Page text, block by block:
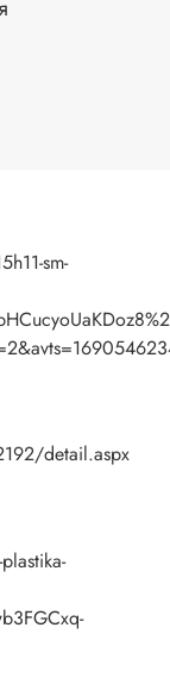
промыть
затем
sm-
detail.aspx